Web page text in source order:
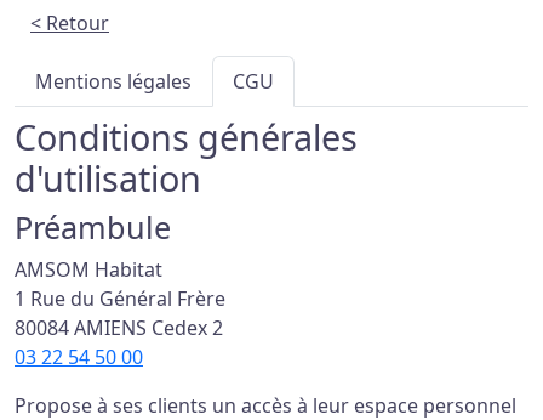
< Retour
Mentions légales CGU
Conditions générales
d'utilisation
Préambule
AMSOM Habitat
1 Rue du Général Frère
80084 AMIENS Cedex 2
03 22 54 50 00
Propose à ses clients un accès à leur espace personnel